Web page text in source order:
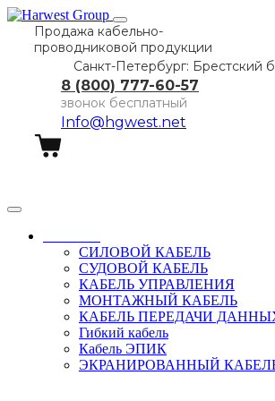
Продажа кабельно-
проводниковой продукции
Санкт-Петербург: Брестский
8 (800) 777-60-57
звонок бесплатный
Info@hgwest.net
СИЛОВОЙ КАБЕЛЬ
СУДОВОЙ КАБЕЛЬ
КАБЕЛЬ УПРАВЛЕНИЯ
МОНТАЖНЫЙ КАБЕЛЬ
КАБЕЛЬ ПЕРЕДАЧИ
Гибкий кабель
Кабель ЭПИК
ЭКРАНИРОВАННЫЙ